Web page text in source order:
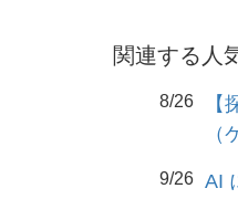
関連する人
8/26
（
9/26 AI